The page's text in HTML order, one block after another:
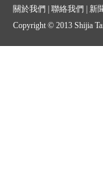
關於我們 聯絡我們
新
Copyright © 2013 Shijia